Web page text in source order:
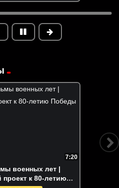
7:20
военных лет |
к 80-летию